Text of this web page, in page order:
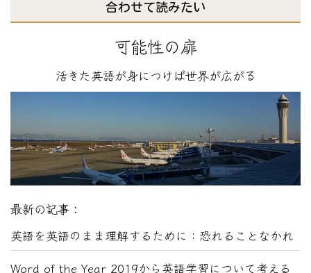
合わせて読みたい
可能性の扉
活きた英語が身につけば世界が広がる
最新の記事：
英語を英語のまま理解するために：恐れることなかれ
Word of the Year 2019から英語学習について考える